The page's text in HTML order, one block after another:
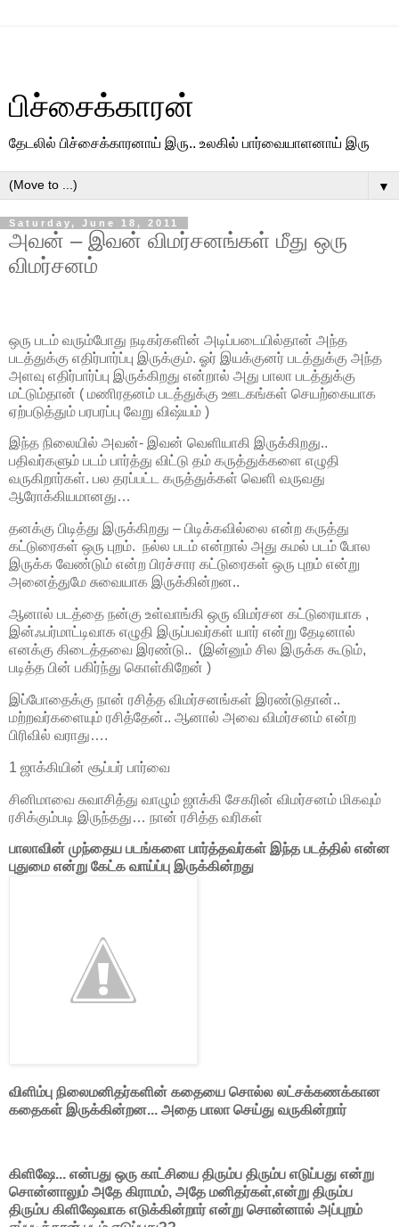
பிச்சைக்காரன்
தேடலில் பிச்சைக்காரனாய் இரு.. உலகில் பார்வையாளனாய் இரு
▼
Saturday, June 18, 2011
அவன் – இவன் விமர்சனங்கள் மீது ஒரு
விமர்சனம்
ஒரு படம் வரும்போது நடிகர்களின் அடிப்படையில்தான் அந்த
படத்துக்கு எதிர்பார்ப்பு இருக்கும். ஓர் இயக்குனர் படத்துக்கு அந்த
அளவு எதிர்பார்ப்பு இருக்கிறது என்றால் அது பாலா படத்துக்கு
மட்டும்தான் ( மணிரதனம் படத்துக்கு ஊடகங்கள் செயற்கையாக
ஏற்படுத்தும் பரபரப்பு வேறு விஷ்யம் )
இந்த நிலையில் அவன்- இவன் வெளியாகி இருக்கிறது..
பதிவர்களும் படம் பார்த்து விட்டு தம் கருத்துக்களை எழுதி
வருகிறார்கள். பல தரப்பட்ட கருத்துக்கள் வெளி வருவது
ஆரோக்கியமானது…
தனக்கு பிடித்து இருக்கிறது – பிடிக்கவில்லை என்ற கருத்து
கட்டுரைகள் ஒரு புறம். நல்ல படம் என்றால் அது கமல் படம் போல
இருக்க வேண்டும் என்ற பிரச்சார கட்டுரைகள் ஒரு புறம் என்று
அனைத்துமே சுவையாக இருக்கின்றன..
ஆனால் படத்தை நன்கு உள்வாங்கி ஒரு விமர்சன கட்டுரையாக ,
இன்ஃபர்மாட்டிவாக எழுதி இருப்பவர்கள் யார் என்று தேடினால்
எனக்கு கிடைத்தவை இரண்டு.. (இன்னும் சில இருக்க கூடும்,
படித்த பின் பகிர்ந்து கொள்கிறேன் )
இப்போதைக்கு நான் ரசித்த விமர்சனங்கள் இரண்டுதான்..
மற்றவர்களையும் ரசித்தேன்.. ஆனால் அவை விமர்சனம் என்ற
பிரிவில் வராது….
1 ஜாக்கியின் சூப்பர் பார்வை
சினிமாவை சுவாசித்து வாழும் ஜாக்கி சேகரின் விமர்சனம் மிகவும்
ரசிக்கும்படி இருந்தது… நான் ரசித்த வரிகள்
பாலாவின் முந்தைய படங்களை பார்த்தவர்கள் இந்த படத்தில் என்ன
புதுமை என்று கேட்க வாய்ப்பு இருக்கின்றது
விளிம்பு நிலைமனிதர்களின் கதையை சொல்ல லட்சக்கணக்கான
கதைகள் இருக்கின்றன... அதை பாலா செய்து வருகின்றார்
கிளிஷே... என்பது ஒரு காட்சியை திரும்ப திரும்ப எடுப்பது என்று
சொன்னாலும் அதே கிராமம், அதே மனிதர்கள்,என்று திரும்ப
திரும்ப கிளிஷேவாக எடுக்கின்றார் என்று சொன்னால் அப்புறம்